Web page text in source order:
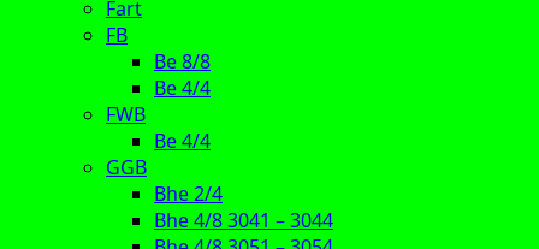
Fart
FB
Be 8/8
Be 4/4
FWB
Be 4/4
GGB
Bhe 2/4
Bhe 4/8 3041 – 3044